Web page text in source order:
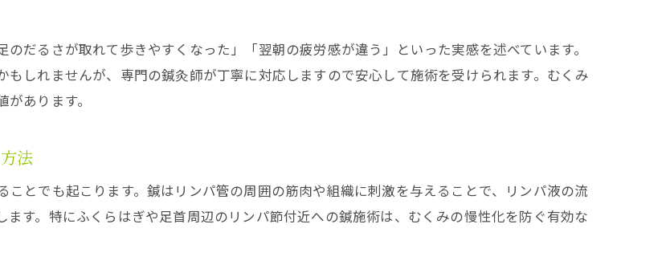
による深部刺激で足の軽さを実感しよう
が選ぶ足むくみ解消法に鍼が人気
院の口コミで広がる足むくみ解消体験談
事帰りにも通いやすい鍼灸施術が支持される理由
叶える美脚とむくみ予防の新習慣
だるさが取れて歩きやすくなった」「翌朝の疲労感が違う」といった実感を述べています。
しれませんが、専門の鍼灸師が丁寧に対応しますので安心して施術を受けられます。むくみ
あります。
法
とでも起こります。鍼はリンパ管の周囲の筋肉や組織に刺激を与えることで、リンパ液の流
す。特にふくらはぎや足首周辺のリンパ節付近への鍼施術は、むくみの慢性化を防ぐ有効な